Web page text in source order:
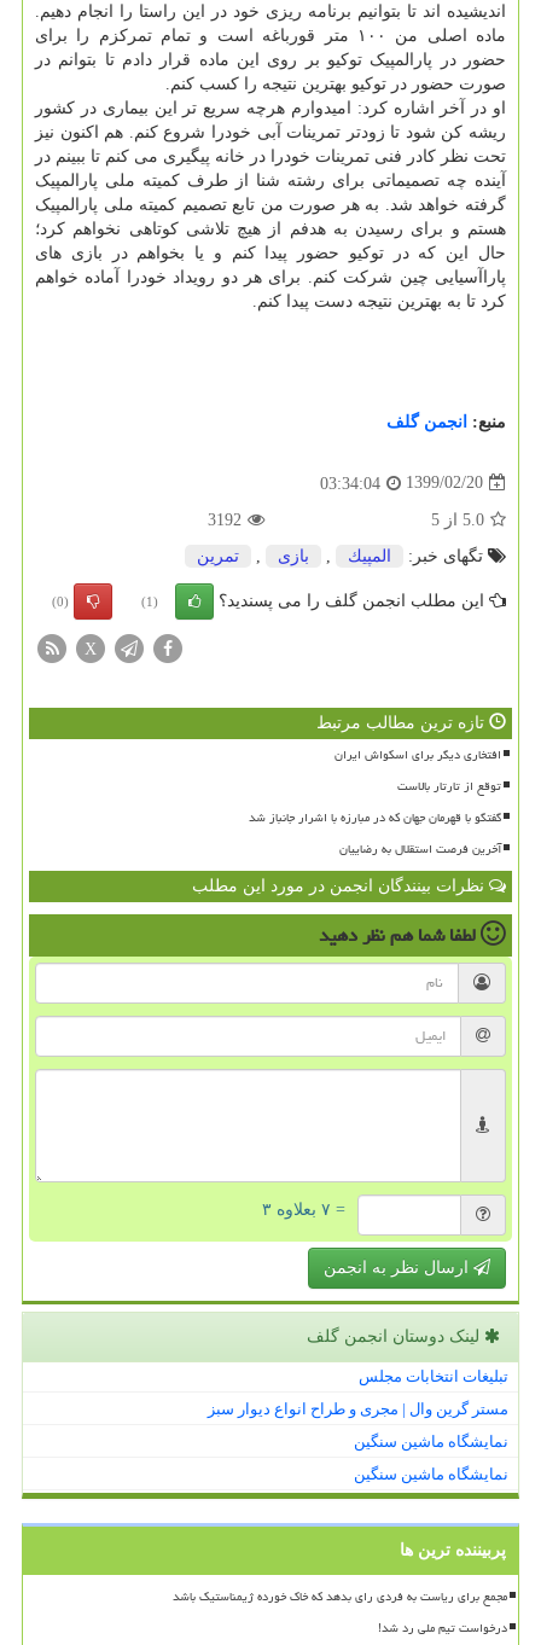
اندیشیده اند تا بتوانیم برنامه ریزی خود در این راستا را انجام دهیم.
ماده اصلی من ۱۰۰ متر قورباغه است و تمام تمرکزم را برای
حضور در پارالمپیک توکیو بر روی این ماده قرار دادم تا بتوانم در
صورت حضور در توکیو بهترین نتیجه را کسب کنم.
او در آخر اشاره کرد: امیدوارم هرچه سریع تر این بیماری در کشور
ریشه کن شود تا زودتر تمرینات آبی خودرا شروع کنم. هم اکنون نیز
تحت نظر کادر فنی تمرینات خودرا در خانه پیگیری می کنم تا ببینم در
آینده چه تصمیماتی برای رشته شنا از طرف کمیته ملی پارالمپیک
گرفته خواهد شد. به هر صورت من تابع تصمیم کمیته ملی پارالمپیک
هستم و برای رسیدن به هدفم از هیچ تلاشی کوتاهی نخواهم کرد؛
حال این که در توکیو حضور پیدا کنم و یا بخواهم در بازی های
پاراآسیایی چین شرکت کنم. برای هر دو رویداد خودرا آماده خواهم
کرد تا به بهترین نتیجه دست پیدا کنم.
منبع: انجمن گلف
1399/02/20
03:34:04
5.0 از 5
3192
تگهای خبر:
المپیك بازی تمرین
این مطلب انجمن گلف را می پسندید؟ (1)
(0)
X
تازه ترین مطالب مرتبط
افتخاری دیگر برای اسکواش ایران
توقع از تارتار بالاست
گفتگو با قهرمان جهان که در مبارزه با اشرار جانباز شد
آخرین فرصت استقلال به رضاییان
نظرات بینندگان انجمن در مورد این مطلب
لطفا شما همنظر دهید
= ۷ بعلاوه ۳
ارسال نظر به انجمن
لینک دوستان انجمن گلف
تبلیغات انتخابات مجلس
مستر گرین وال | مجری و طراح انواع دیوار سبز
نمایشگاه ماشین سنگین
نمایشگاه ماشین سنگین
پربیننده ترین ها
مجمع برای ریاست به فردی رای بدهد که خاک خورده ژیمناستیک باشد
درخواست تیم ملی رد شد!